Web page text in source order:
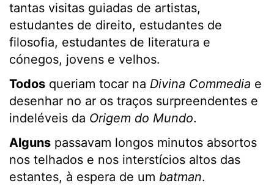
tantas visitas guiadas de artistas,
estudantes de direito, estudantes de
filosofia, estudantes de literatura e
cónegos, jovens e velhos.
Todos queriam tocar na Divina Commedia e
desenhar no ar os traços surpreendentes e
indeléveis da Origem do Mundo.
Alguns passavam longos minutos absortos
nos telhados e nos interstícios altos das
estantes, à espera de um batman.